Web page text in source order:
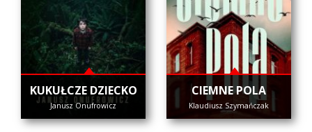
KUKUŁCZE DZIECKO
Janusz Onufrowicz
CIEMNE POLA
Klaudiusz Szymańczak